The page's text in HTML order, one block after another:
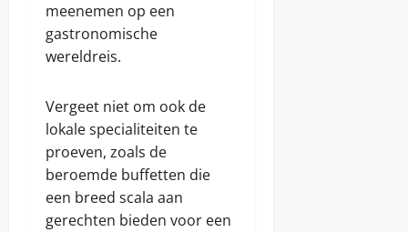
meenemen op een
gastronomische
wereldreis.
Vergeet niet om ook de
lokale specialiteiten te
proeven, zoals de
beroemde buffetten die
een breed scala aan
gerechten bieden voor een